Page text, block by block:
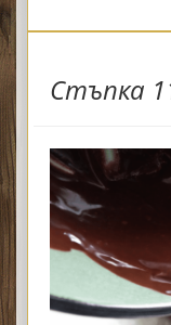
Стъпка